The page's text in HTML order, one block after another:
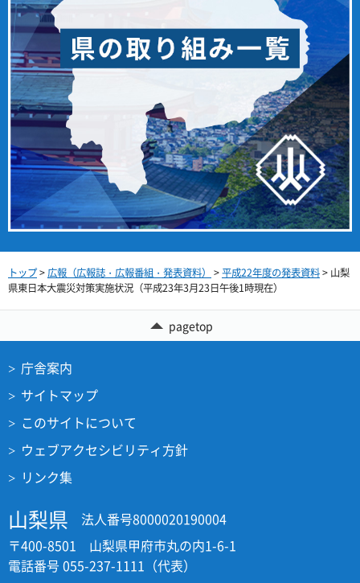
トップ>広報（広報誌・広報番組・発表資料） >平成22年度の発表資料> 山梨
県東日本大震災対策実施状況（平成23年3月23日午後1時現在）
pagetop
庁舎案内
サイトマップ
このサイトについて
ウェブアクセシビリティ方針
リンク集
山梨県
法人番号8000020190004
〒400-8501 山梨県甲府市丸の内1-6-1
電話番号 055-237-1111（代表）